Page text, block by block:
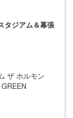
タジアム＆幕張
ザ ホルモン